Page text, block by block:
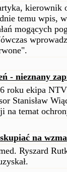
kierownik
temu wpis,
mogących
- nieznany
roku ekipa
Stanisław
na temat
na
Ryszard